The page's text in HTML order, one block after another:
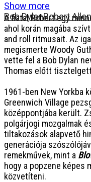
A fiatal Robert egy
ahol korán magába
and roll ritmusait. Az
megismerte Woody
vette fel a Bob Dylan
Thomas előtt
1961-ben New Yorkba
Greenwich Village
középpontjába került.
polgárjogi mozgalmak
tiltakozások alapvető
generációja
remekművek, mint a
hogy a popzene képes
közvetíteni.
Show more
Bob DylanRobert